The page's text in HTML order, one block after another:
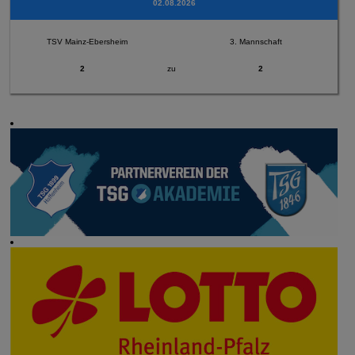
02.08.2026
TSV Mainz-Ebersheim 3. Mannschaft
2 zu 2